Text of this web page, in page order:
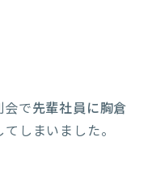
会で先輩社員に胸倉
てしまいました。